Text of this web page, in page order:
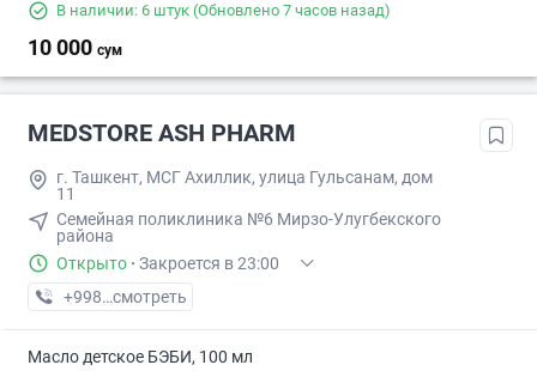
В наличии: 6 штук (Обновлено 7 часов назад)
10 000 сум
MEDSTORE ASH PHARM
г. Ташкент, МСГ Ахиллик, улица Гульсанам, дом
11
Семейная поликлиника №6 Мирзо-Улугбекского
района
Открыто · Закроется в 23:00
+998 (95) XXX-XX-XX
смотреть
Масло детское БЭБИ, 100 мл